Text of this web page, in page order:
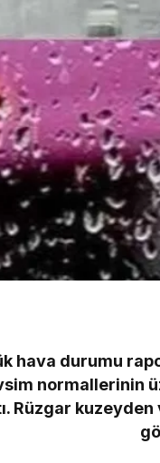
hava durumu
normallerinin
Rüzgar